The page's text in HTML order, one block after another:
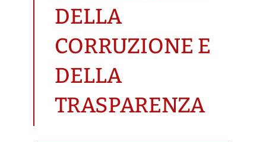
DELLA
CORRUZIONE E
DELLA
TRASPARENZA